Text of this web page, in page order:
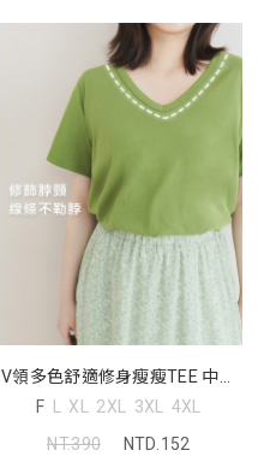
V領多色舒適修身瘦瘦TEE 中大
尺碼上衣
F L XL 2XL 3XL 4XL
NT.390
NTD.152